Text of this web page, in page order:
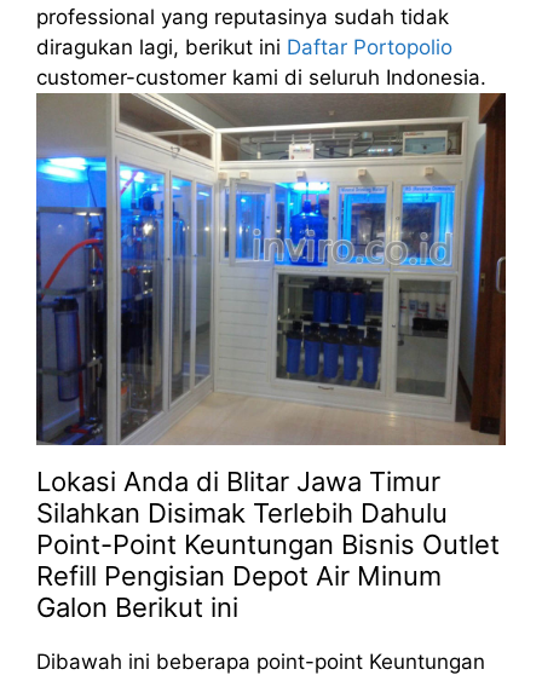
professional yang reputasinya sudah tidak
diragukan lagi, berikut ini Daftar Portopolio
customer-customer kami di seluruh Indonesia.
Lokasi Anda di Blitar Jawa Timur
Silahkan Disimak Terlebih Dahulu
Point-Point Keuntungan Bisnis Outlet
Refill Pengisian Depot Air Minum
Galon Berikut ini
Dibawah ini beberapa point-point Keuntungan